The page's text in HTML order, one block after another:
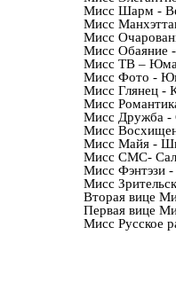
Мисс Шарм -
Мисс
Мисс
Мисс Обаяние
Мисс ТВ –
Мисс Фото -
Мисс Глянец -
Мисс
Мисс Дружба -
Мисс
Мисс Майя -
Мисс СМС-
Мисс Фэнтэзи -
Мисс
Вторая вице
Первая вице
Мисс Русское